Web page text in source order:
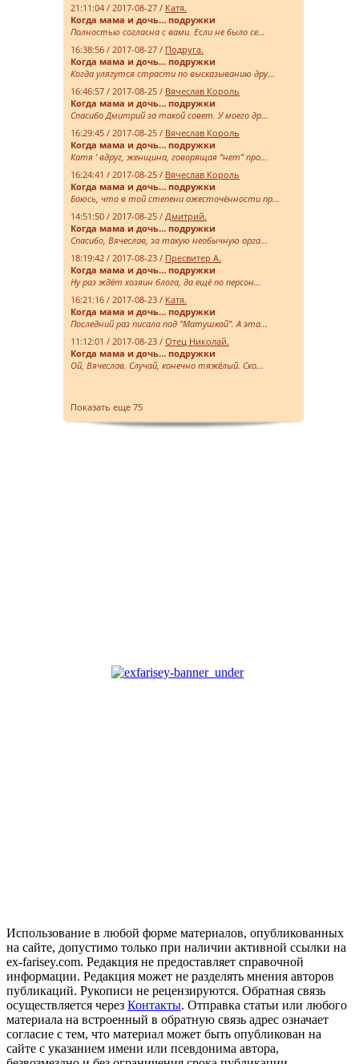
21:11:04 / 2017-08-27 / Катя.
Когда мама и дочь… подружки
Полностью согласна с вами. Если не было се...
16:38:56 / 2017-08-27 / Подруга.
Когда мама и дочь… подружки
Когда улягутся страсти по высказыванию дру...
16:46:57 / 2017-08-25 / Вячеслав Король
Когда мама и дочь… подружки
Спасибо Дмитрий за такой совет. У моего др...
16:29:45 / 2017-08-25 / Вячеслав Король
Когда мама и дочь… подружки
Катя ' вдруг, женщина, говорящая “нет” про...
16:24:41 / 2017-08-25 / Вячеслав Король
Когда мама и дочь… подружки
Боюсь, что в той степени ожесточённости пр...
14:51:50 / 2017-08-25 / Дмитрий.
Когда мама и дочь… подружки
Спасибо, Вячеслав, за такую необычную орга...
18:19:42 / 2017-08-23 / Пресвитер А.
Когда мама и дочь… подружки
Ну раз ждёт хозяин блога, да ещё по персон...
16:21:16 / 2017-08-23 / Катя.
Когда мама и дочь… подружки
Последний раз писала под "Матушкой". А эта...
11:12:01 / 2017-08-23 / Отец Николай.
Когда мама и дочь… подружки
Ой, Вячеслав. Случай, конечно тяжёлый. Ско...
Показать еще 75
Использование в любой форме материалов, опубликованных
на сайте, допустимо только при наличии активной ссылки на
ex-farisey.com. Редакция не предоставляет справочной
информации. Редакция может не разделять мнения авторов
публикаций. Рукописи не рецензируются. Обратная связь
осуществляется через Контакты. Отправка статьи или любого
материала на встроенный в обратную связь адрес означает
согласие с тем, что материал может быть опубликован на
сайте с указанием имени или псевдонима автора,